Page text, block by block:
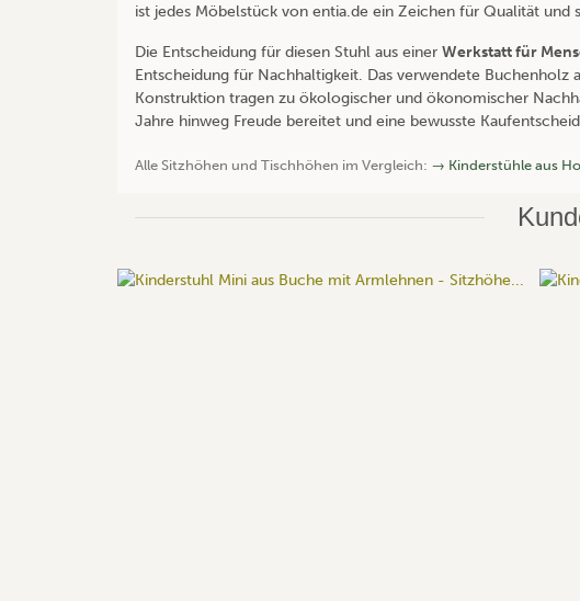
ist jedes Möbelstück von entia.de ein Zeichen für Qualität und
Die Entscheidung für diesen Stuhl aus einer Werkstatt für
Entscheidung für Nachhaltigkeit. Das verwendete Buchenholz
Konstruktion tragen zu ökologischer und ökonomischer
Jahre hinweg Freude bereitet und eine bewusste
Alle Sitzhöhen und Tischhöhen im Vergleich: → Kinderstühle aus